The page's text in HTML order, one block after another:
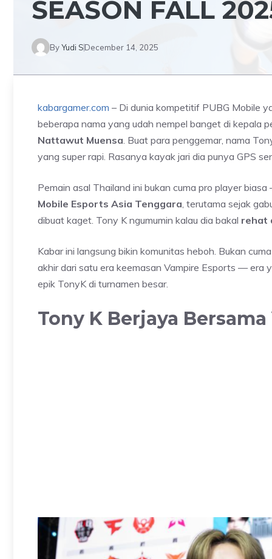
SEASON FALL
ByYudi SDecember 14, 2025
kabargamer.com – Di dunia kompetitif PUBG Mobile
beberapa nama yang udah nempel banget di kepala
Nattawut Muensa. Buat para penggemar, nama
yang super rapi. Rasanya kayak jari dia punya GPS
Pemain asal Thailand ini bukan cuma pro player
Mobile Esports Asia Tenggara, terutama sejak
dibuat kaget. Tony K ngumumin kalau dia bakal rehat
Kabar ini langsung bikin komunitas heboh. Bukan
akhir dari satu era keemasan Vampire Esports — era
epik TonyK di turnamen besar.
Tony K Berjaya